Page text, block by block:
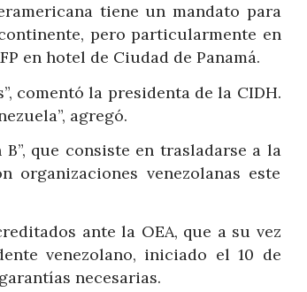
tiene un mandato para
pero particularmente en
en hotel de Ciudad de Panamá.
comentó la presidenta de la CIDH.
agregó.
que consiste en trasladarse a la
venezolanas este
ante la OEA, que a su vez
venezolano, iniciado el 10 de
necesarias.